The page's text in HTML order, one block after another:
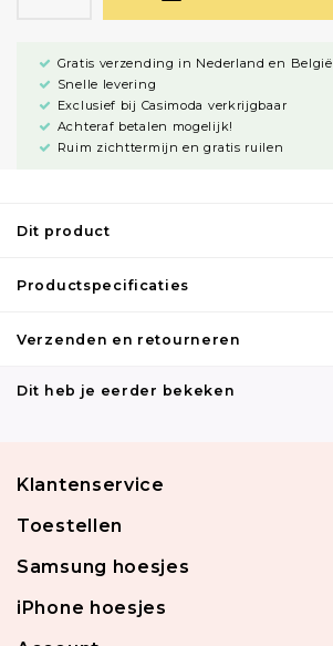
Gratis verzending in Nederland en België
Snelle levering
Exclusief bij Casimoda verkrijgbaar
Achteraf betalen mogelijk!
Ruim zichttermijn en gratis ruilen
Dit product
Productspecificaties
Verzenden en retourneren
Dit heb je eerder bekeken
Klantenservice
Toestellen
Samsung hoesjes
iPhone hoesjes